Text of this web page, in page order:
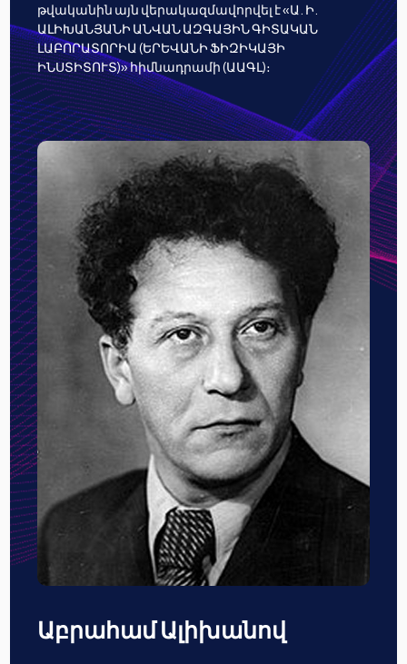
թվականին այն վերակազմավորվել է «Ա. Ի.
ԱԼԻԽԱՆՅԱՆԻ ԱՆՎԱՆ ԱԶԳԱՅԻՆ ԳԻՏԱԿԱՆ
ԼԱԲՈՐԱՏՈՐԻԱ (ԵՐԵՎԱՆԻ ՖԻԶԻԿԱՅԻ
ԻՆՍՏԻՏՈՒՏ)» հիմնադրամի (ԱԱԳԼ)։
Աբրահամ Ալիխանով